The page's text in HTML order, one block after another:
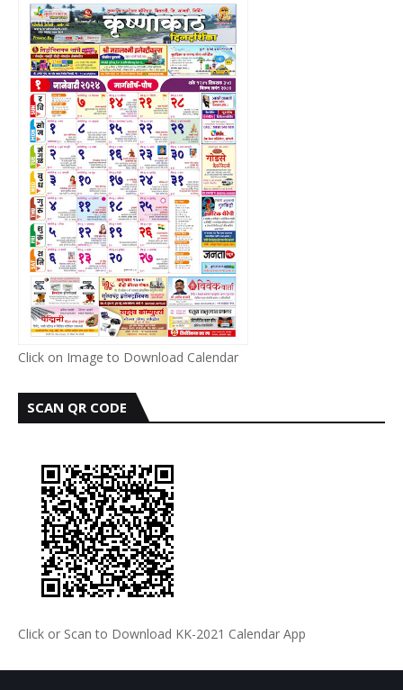
Click on Image to Download Calendar
SCAN QR CODE
Click or Scan to Download KK-2021 Calendar App